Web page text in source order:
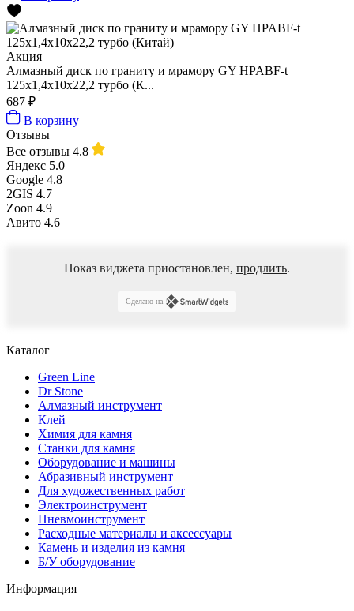
Акция
Алмазный диск по граниту и мрамору GY HPABF-t
125x1,4x10x22,2 турбо (К...
687 ₽
В корзину
Отзывы
Все отзывы 4.8
Яндекс 5.0
Google 4.8
2GIS 4.7
Zoon 4.9
Авито 4.6
Показ виджета приостановлен, продлить.
Сделано на
Каталог
Green Line
Dr Stone
Алмазный инструмент
Клей
Химия для камня
Станки для камня
Оборудование и машины
Абразивный инструмент
Для художественных работ
Электроинструмент
Пневмоинструмент
Расходные материалы и аксессуары
Камень и изделия из камня
Б/У оборудование
Информация